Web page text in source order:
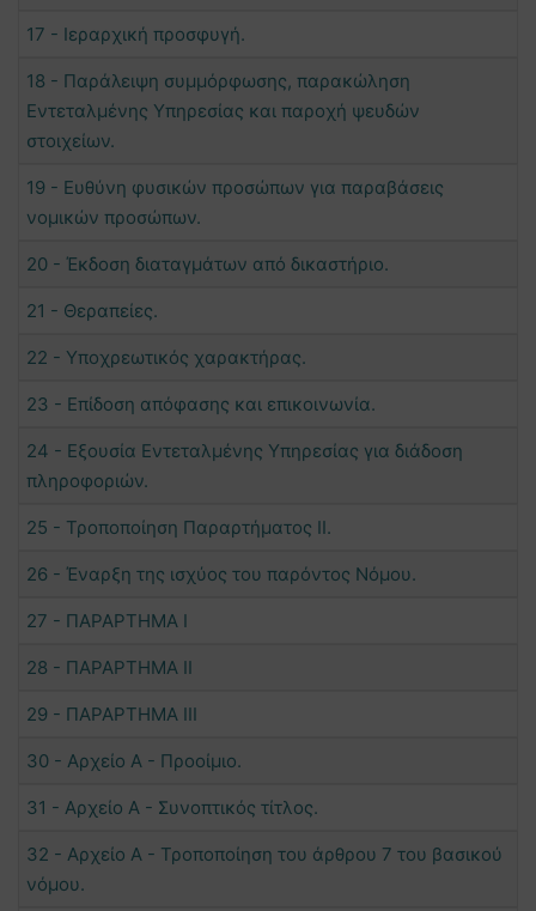
17 - Ιεραρχική προσφυγή.
18 - Παράλειψη συμμόρφωσης, παρακώληση
Εντεταλμένης Υπηρεσίας και παροχή ψευδών
στοιχείων.
19 - Ευθύνη φυσικών προσώπων για παραβάσεις
νομικών προσώπων.
20 - Έκδοση διαταγμάτων από δικαστήριο.
21 - Θεραπείες.
22 - Υποχρεωτικός χαρακτήρας.
23 - Επίδοση απόφασης και επικοινωνία.
24 - Εξουσία Εντεταλμένης Υπηρεσίας για διάδοση
πληροφοριών.
25 - Τροποποίηση Παραρτήματος ΙΙ.
26 - Έναρξη της ισχύος του παρόντος Νόμου.
27 - ΠΑΡΑΡΤΗΜΑ Ι
28 - ΠΑΡΑΡΤΗΜΑ ΙΙ
29 - ΠΑΡΑΡΤΗΜΑ ΙΙΙ
30 - Αρχείο Α - Προοίμιο.
31 - Αρχείο Α - Συνοπτικός τίτλος.
32 - Αρχείο Α - Τροποποίηση του άρθρου 7 του βασικού
νόμου.